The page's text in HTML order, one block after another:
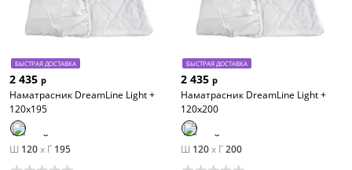
БЫСТРАЯ ДОСТАВКА
2 435 р
Наматрасник DreamLine Light +
120х195
Ш 120x Г 195
БЫСТРАЯ ДОСТАВКА
2 435 р
Наматрасник DreamLine Light +
120х200
Ш 120x Г200